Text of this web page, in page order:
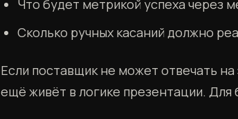
Что будет метрикой успеха через
Сколько ручных касаний должно
Если поставщик не может отвечать
ещё живёт в логике презентации. Для